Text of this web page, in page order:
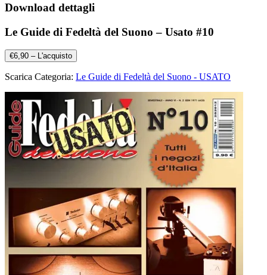
Download dettagli
Le Guide di Fedeltà del Suono – Usato #10
€6,90 – L'acquisto
Scarica Categoria: Le Guide di Fedeltà del Suono - USATO